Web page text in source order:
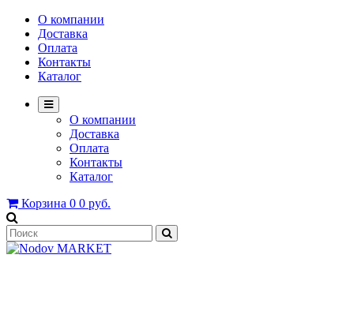
О компании
Доставка
Оплата
Контакты
Каталог
О компании
Доставка
Оплата
Контакты
Каталог
Корзина 0 0 руб.